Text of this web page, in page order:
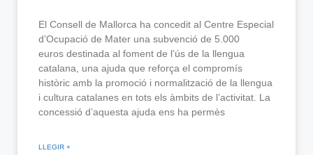
El Consell de Mallorca ha concedit al Centre Especial
d’Ocupació de Mater una subvenció de 5.000
euros destinada al foment de l’ús de la llengua
catalana, una ajuda que reforça el compromís
històric amb la promoció i normalització de la llengua
i cultura catalanes en tots els àmbits de l’activitat. La
concessió d’aquesta ajuda ens ha permès
LLEGIR +